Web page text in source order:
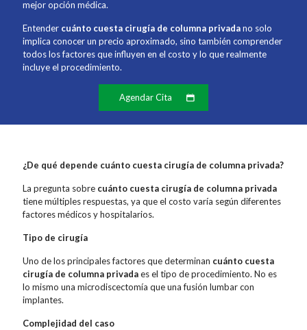
mejor opción médica.
Entender cuánto cuesta cirugía de columna privadano solo
implica conocer un precio aproximado, sino también comprender
todos los factores que influyen en el costo y lo que realmente
incluye el procedimiento.
Agendar Cita
¿De qué depende cuánto cuesta cirugía de columna privada?
La pregunta sobre cuánto cuesta cirugía de columna privada
tiene múltiples respuestas, ya que el costo varía según diferentes
factores médicos y hospitalarios.
Tipo de cirugía
Uno de los principales factores que determinan cuánto cuesta
cirugía de columna privadaes el tipo de procedimiento. No es
lo mismo una microdiscectomía que una fusión lumbar con
implantes.
Complejidad del caso